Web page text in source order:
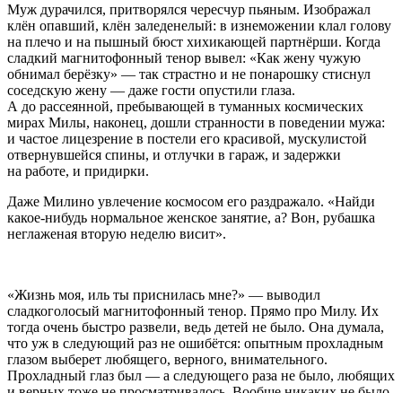
Муж дурачился, притворялся чересчур пьяным. Изображал
клён опавший, клён заледенелый: в изнеможении клал голову
на плечо и на пышный бюст хихикающей партнёрши. Когда
сладкий магнитофонный тенор вывел: «Как жену чужую
обнимал берёзку» — так страстно и не понарошку стиснул
соседскую жену — даже гости опустили глаза.
А до рассеянной, пребывающей в туманных космических
мирах Милы, наконец, дошли странности в поведении мужа:
и частое лицезрение в постели его красивой, мускулистой
отвернувшейся спины, и отлучки в гараж, и задержки
на работе, и придирки.
Даже Милино увлечение космосом его раздражало. «Найди
какое-нибудь нормальное женское занятие, а? Вон, рубашка
неглаженая вторую неделю висит».
«Жизнь моя, иль ты приснилась мне?» — выводил
сладкоголосый магнитофонный тенор. Прямо про Милу. Их
тогда очень быстро развели, ведь детей не было. Она думала,
что уж в следующий раз не ошибётся: опытным прохладным
глазом выберет любящего, верного, внимательного.
Прохладный глаз был — а следующего раза не было, любящих